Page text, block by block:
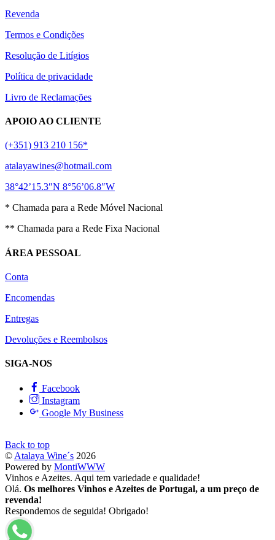
Revenda
Termos e Condições
Resolução de Litígios
Política de privacidade
Livro de Reclamações
APOIO AO CLIENTE
(+351) 913 210 156*
atalayawines@hotmail.com
38°42’15.3″N 8°56’06.8″W
* Chamada para a Rede Móvel Nacional
** Chamada para a Rede Fixa Nacional
ÁREA PESSOAL
Conta
Encomendas
Entregas
Devoluções e Reembolsos
SIGA-NOS
Facebook
Instagram
Google My Business
Back to top
© Atalaya Wine´s 2026
Powered by MontiWWW
Vinhos e Azeites. Aqui tem variedade e qualidade!
Olá. Os melhores Vinhos e Azeites de Portugal, a um preço de
revenda!
Respondemos de seguida! Obrigado!